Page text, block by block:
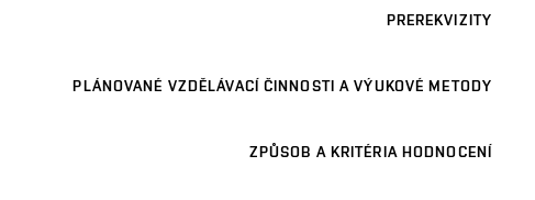
PREREKVIZITY
PLÁNOVANÉ VZDĚLÁVACÍ ČINNOSTI A VÝUKOVÉ METODY
ZPŮSOB A KRITÉRIA HODNOCENÍ